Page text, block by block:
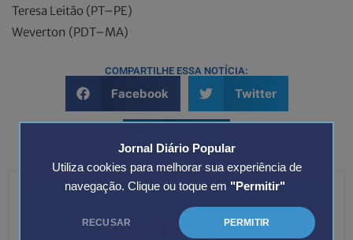
Jornal Diário Popular
Utiliza cookies para melhorar sua experiência de
navegação. Clique ou toque em "Permitir"
RECUSAR PERMITIR
Teresa Leitão (PT–PE)
Weverton (PDT–MA)
COMPARTILHE ESSA NOTÍCIA:
Facebook Twitter